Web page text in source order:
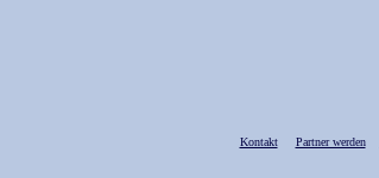
Kontakt Partner werden